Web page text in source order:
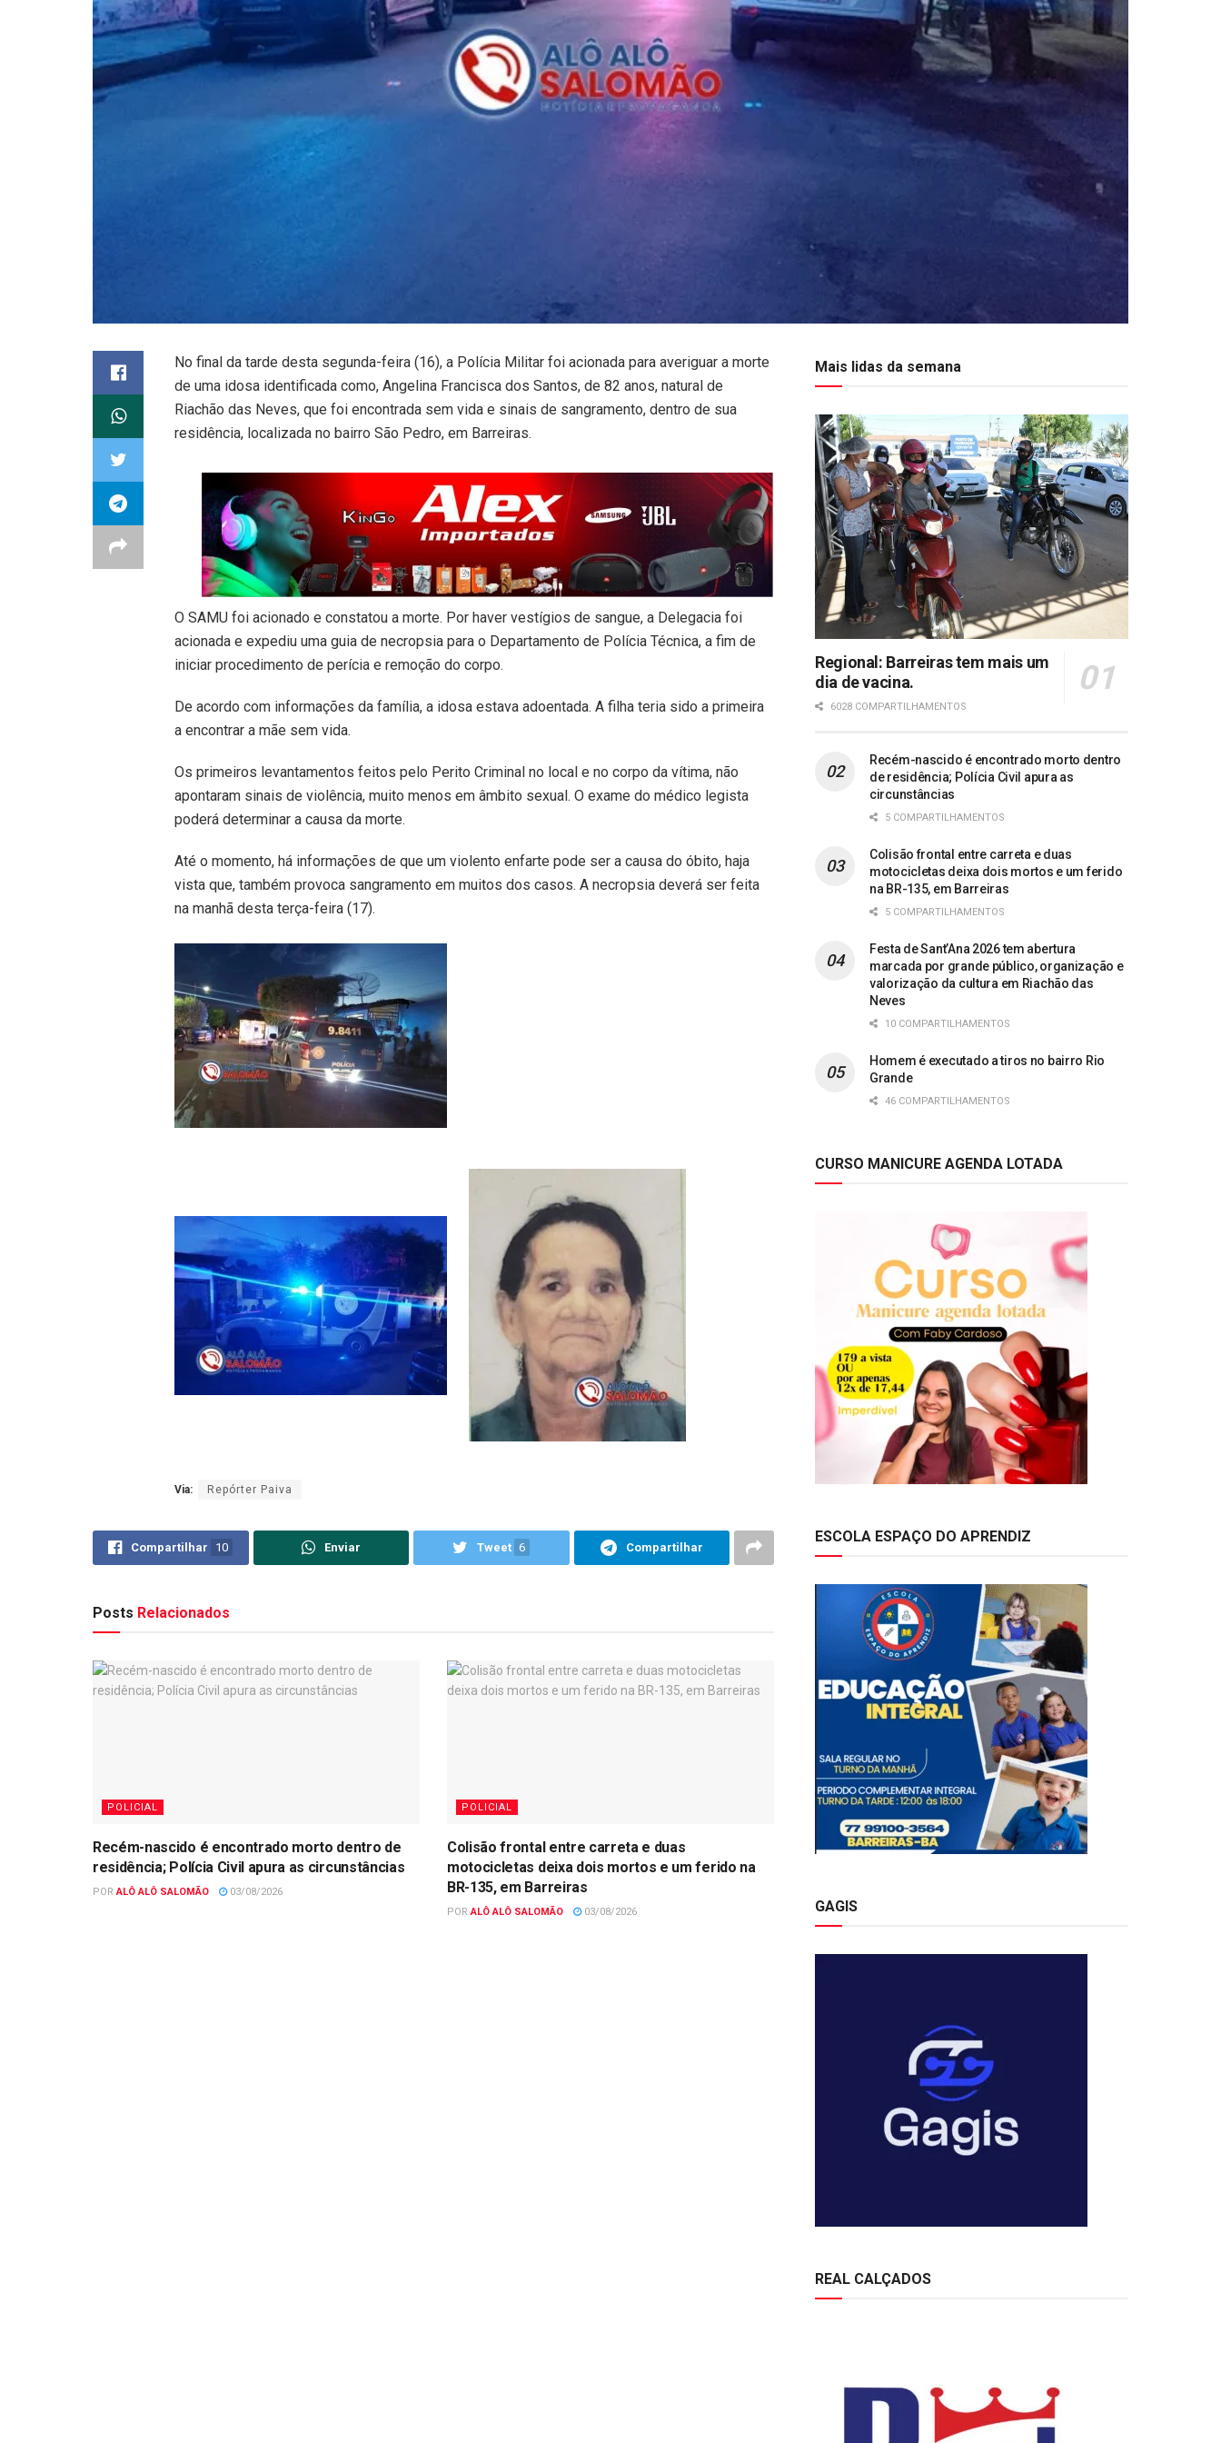
No final da tarde desta segunda-feira (16), a Polícia Militar foi acionada para averiguar a morte
de uma idosa identificada como, Angelina Francisca dos Santos, de 82 anos, natural de
Riachão das Neves, que foi encontrada sem vida e sinais de sangramento, dentro de sua
residência, localizada no bairro São Pedro, em Barreiras.
O SAMU foi acionado e constatou a morte. Por haver vestígios de sangue, a Delegacia foi
acionada e expediu uma guia de necropsia para o Departamento de Polícia Técnica, a fim de
iniciar procedimento de perícia e remoção do corpo.
De acordo com informações da família, a idosa estava adoentada. A filha teria sido a primeira
a encontrar a mãe sem vida.
Os primeiros levantamentos feitos pelo Perito Criminal no local e no corpo da vítima, não
apontaram sinais de violência, muito menos em âmbito sexual. O exame do médico legista
poderá determinar a causa da morte.
Até o momento, há informações de que um violento enfarte pode ser a causa do óbito, haja
vista que, também provoca sangramento em muitos dos casos. A necropsia deverá ser feita
na manhã desta terça-feira (17).
Via: Repórter Paiva
Compartilhar 10 Enviar Tweet 6 Compartilhar
Posts Relacionados
POLICIAL
Recém-nascido é encontrado morto dentro de
residência; Polícia Civil apura as circunstâncias
POR ALÔ ALÔ SALOMÃO 03/08/2026
POLICIAL
Colisão frontal entre carreta e duas
motocicletas deixa dois mortos e um ferido na
BR-135, em Barreiras
POR ALÔ ALÔ SALOMÃO 03/08/2026
Mais lidas da semana
Regional: Barreiras tem mais um
dia de vacina.
6028 COMPARTILHAMENTOS
Recém-nascido é encontrado morto dentro
de residência; Polícia Civil apura as
circunstâncias
5 COMPARTILHAMENTOS
Colisão frontal entre carreta e duas
motocicletas deixa dois mortos e um ferido
na BR-135, em Barreiras
5 COMPARTILHAMENTOS
Festa de Sant’Ana 2026 tem abertura
marcada por grande público, organização e
valorização da cultura em Riachão das
Neves
10 COMPARTILHAMENTOS
Homem é executado a tiros no bairro Rio
Grande
46 COMPARTILHAMENTOS
CURSO MANICURE AGENDA LOTADA
ESCOLA ESPAÇO DO APRENDIZ
GAGIS
REAL CALÇADOS